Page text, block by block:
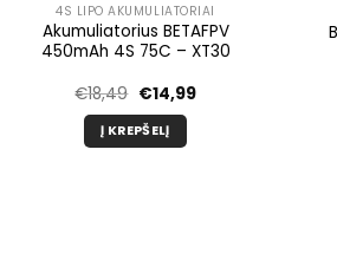
4S LIPO AKUMULIATORIAI
Akumuliatorius BETAFPV
450mAh 4S 75C – XT30
€18,49 Pradinė
kaina
buvo:
€18,49.
€14,99Dabartinė
Į KREPŠELĮ